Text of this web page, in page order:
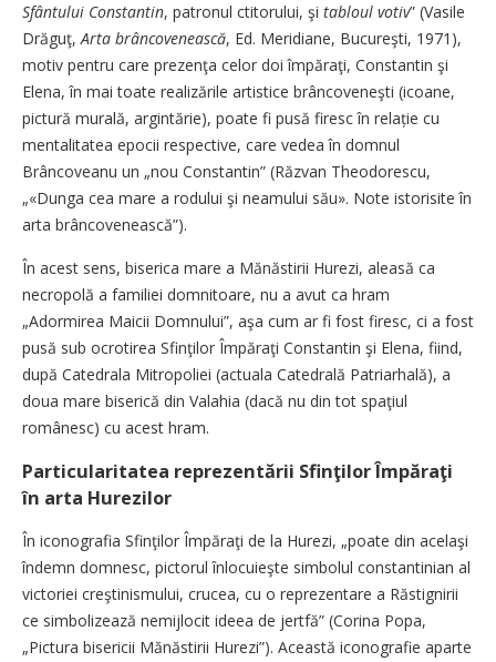
Sfântului Constantin, patronul ctitorului, şi tabloul votiv” (Vasile
Drăguţ,Arta brâncove­nească, Ed. Meridiane, Bucureşti, 1971),
motiv pentru care prezenţa celor doi împăraţi, Constantin şi
Elena, în mai toate realizările artistice brâncoveneşti (icoane,
pictură murală, argintărie), poate fi pusă firesc în relație cu
mentalitatea epocii respective, care vedea în domnul
Brâncoveanu un „nou Constantin” (Răzvan Theodorescu,
„«Dunga cea mare a rodului şi nea­mului său». Note istorisite în
arta brâncovenească”).
În acest sens, biserica mare a Mănăstirii Hurezi, aleasă ca
necropolă a familiei domnitoare, nu a avut ca hram
„Adormirea Maicii Domnului”, aşa cum ar fi fost firesc, ci a fost
pusă sub ocrotirea Sfinţilor Împăraţi Constantin şi Elena, fiind,
după Catedrala Mitropoliei (actuala Catedrală Patriarhală), a
doua mare biserică din Valahia (dacă nu din tot spaţiul
românesc) cu acest hram.
Particularitatea reprezentării Sfinţilor Împăraţi
în arta Hurezilor
În iconografia Sfinţilor Împăraţi de la Hurezi, „poate din acelaşi
îndemn domnesc, pictorul înlocuieşte simbolul constantinian al
victoriei creştinismului, crucea, cu o re­pre­zen­tare a Răstignirii
ce simbolizează nemijlocit ideea de jertfă” (Corina Popa,
„Pictura bisericii Mănăstirii Hurezi”). Această iconografie aparte